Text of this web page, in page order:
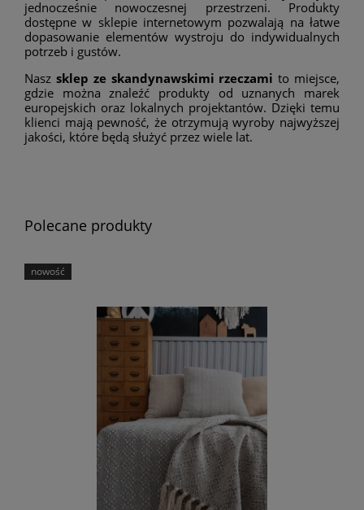
jednocześnie nowoczesnej przestrzeni. Produkty
dostępne w sklepie internetowym pozwalają na łatwe
dopasowanie elementów wystroju do indywidualnych
potrzeb i gustów.
Nasz sklep ze skandynawskimi rzeczami to miejsce,
gdzie można znaleźć produkty od uznanych marek
europejskich oraz lokalnych projektantów. Dzięki temu
klienci mają pewność, że otrzymują wyroby najwyższej
jakości, które będą służyć przez wiele lat.
Polecane produkty
nowość